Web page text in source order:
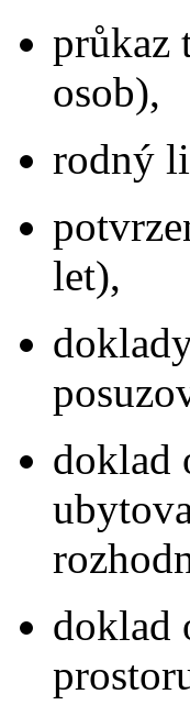
průkaz
osob),
rodný
let),
doklad
doklad